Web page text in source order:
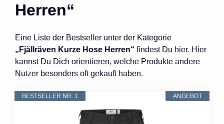
Herren“
Eine Liste der Bestseller unter der Kategorie
„Fjällräven Kurze Hose Herren“ findest Du hier. Hier
kannst Du Dich orientieren, welche Produkte andere
Nutzer besonders oft gekauft haben.
ANGEBOT
BESTSELLER NR. 1